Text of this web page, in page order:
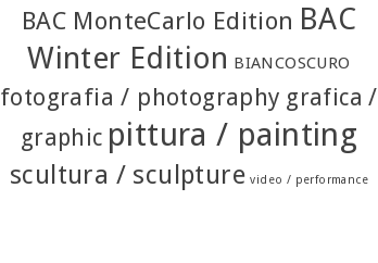
BAC MonteCarlo Edition BAC
Winter Edition BIANCOSCURO
fotografia / photography grafica /
graphic pittura / painting
scultura / sculpture video / performance